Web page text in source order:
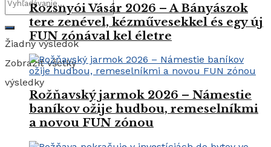
Žiadny výsledok
Zobraziť všetky
výsledky
Rozsnyói Vásár 2026 – A Bányászok
tere zenével, kézművesekkel és egy új
FUN zónával kel életre
Rožňavský jarmok 2026 – Námestie
baníkov ožije hudbou, remeselníkmi
a novou FUN zónou